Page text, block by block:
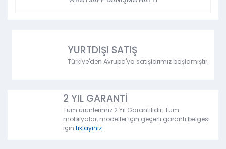
YURTDIŞI SATIŞ
Türkiye'den Avrupa'ya satışlarımız başlamıştır.
2 YIL GARANTİ
Tüm ürünlerimiz 2 Yıl Garantilidir. Tüm
mobilyalar, modeller için geçerli garanti belgesi
için tıklayınız.